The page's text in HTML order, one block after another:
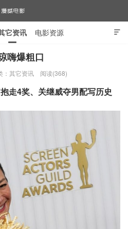

它资讯 电影资源
嗨爆粗口
： 其它资讯 阅读(368)
走4奖、关继威夺男配写历史